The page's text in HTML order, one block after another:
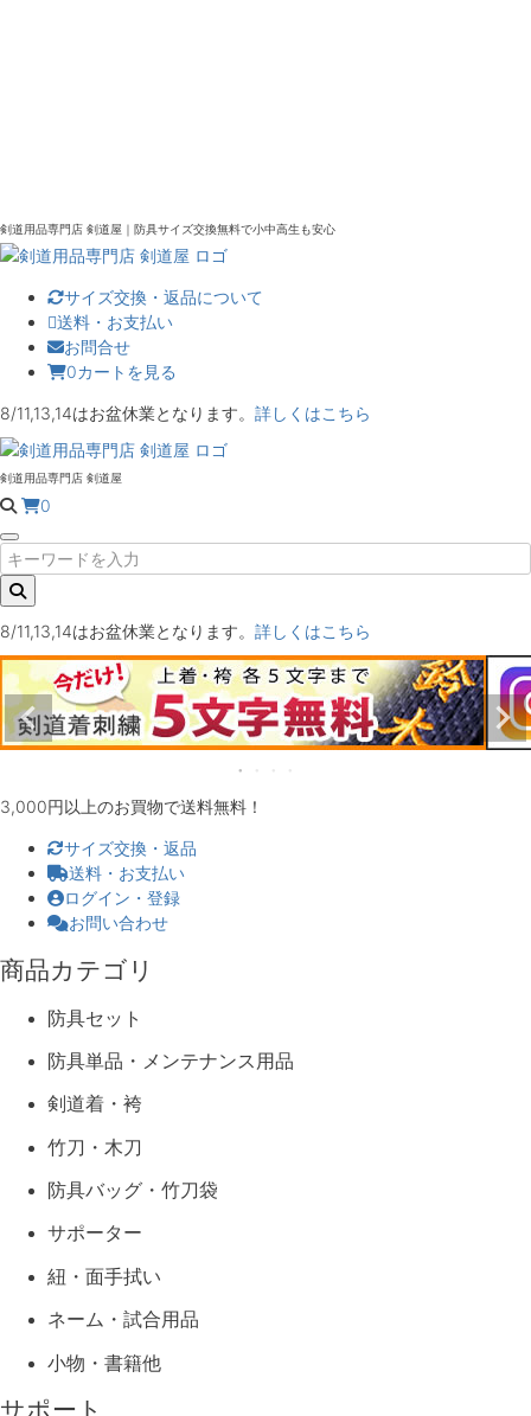
剣道用品専門店 剣道屋｜防具サイズ交換無料で小中高生も安心
サイズ交換・返品について
送料・お支払い
お問合せ
0カートを見る
8/11,13,14はお盆休業となります。 詳しくはこちら
剣道用品専門店 剣道屋
0
8/11,13,14はお盆休業となります。 詳しくはこちら
3,000円以上のお買物で送料無料！
サイズ交換・返品
送料・お支払い
ログイン・登録
お問い合わせ
商品カテゴリ
防具セット
防具単品・メンテナンス用品
剣道着・袴
竹刀・木刀
防具バッグ・竹刀袋
サポーター
紐・面手拭い
ネーム・試合用品
小物・書籍他
サポート